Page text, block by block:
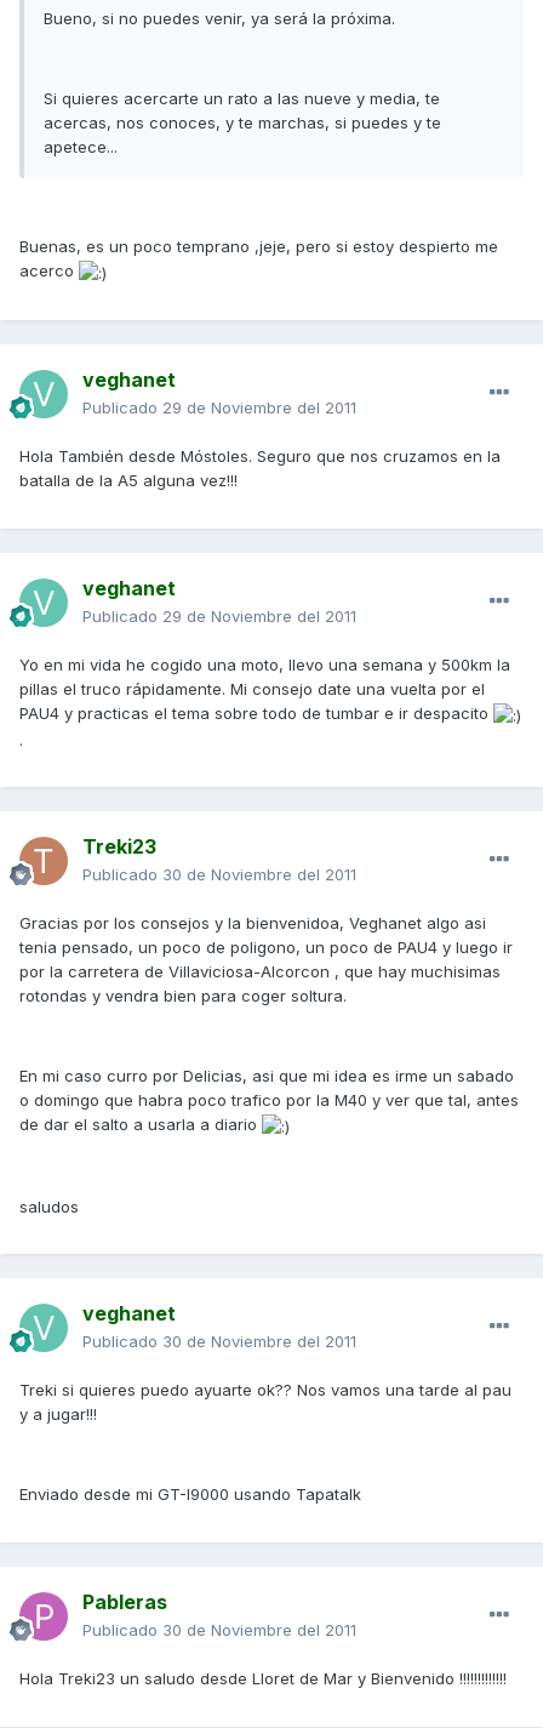
Bueno, si no puedes venir, ya será la próxima.
Si quieres acercarte un rato a las nueve y media, te
acercas, nos conoces, y te marchas, si puedes y te
apetece...
Buenas, es un poco temprano ,jeje, pero si estoy despierto me
acerco
veghanet
Publicado 29 de Noviembre del 2011
Hola También desde Móstoles. Seguro que nos cruzamos en la
batalla de la A5 alguna vez!!!
veghanet
Publicado 29 de Noviembre del 2011
Yo en mi vida he cogido una moto, llevo una semana y 500km la
pillas el truco rápidamente. Mi consejo date una vuelta por el
PAU4 y practicas el tema sobre todo de tumbar e ir despacito
.
Treki23
Publicado 30 de Noviembre del 2011
Gracias por los consejos y la bienvenidoa, Veghanet algo asi
tenia pensado, un poco de poligono, un poco de PAU4 y luego ir
por la carretera de Villaviciosa-Alcorcon , que hay muchisimas
rotondas y vendra bien para coger soltura.
En mi caso curro por Delicias, asi que mi idea es irme un sabado
o domingo que habra poco trafico por la M40 y ver que tal, antes
de dar el salto a usarla a diario
saludos
veghanet
Publicado 30 de Noviembre del 2011
Treki si quieres puedo ayuarte ok?? Nos vamos una tarde al pau
y a jugar!!!
Enviado desde mi GT-I9000 usando Tapatalk
Pableras
Publicado 30 de Noviembre del 2011
Hola Treki23 un saludo desde Lloret de Mar y Bienvenido !!!!!!!!!!!!!